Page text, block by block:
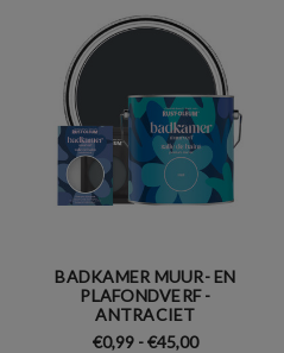
BADKAMER MUUR- EN
PLAFONDVERF -
ANTRACIET
€0,99 - €45,00